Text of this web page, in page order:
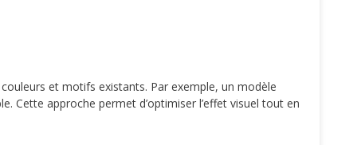
et motifs existants. Par exemple, un modèle
Cette approche permet d’optimiser l’effet visuel tout en